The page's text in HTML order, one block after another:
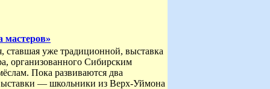
мастеров»
ставшая уже традиционной, выставка
организованного Сибирским
Пока развиваются два
— школьники из Верх-Уймона